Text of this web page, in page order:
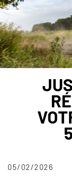
05/02/2026